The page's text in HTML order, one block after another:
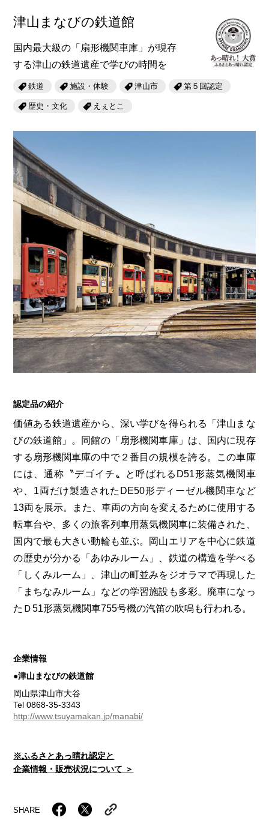
津山まなびの鉄道館
国内最大級の「扇形機関車庫」が現存
する津山の鉄道遺産で学びの時間を
鉄道 施設・体験 津山市 第５回認定
歴史・文化 えぇとこ
認定品の紹介
価値ある鉄道遺産から、深い学びを得られる「津山まな
びの鉄道館」。同館の「扇形機関車庫」は、国内に現存
する扇形機関車庫の中で２番目の規模を誇る。この車庫
には、通称〝デゴイチ〟と呼ばれるD51形蒸気機関車
や、1両だけ製造されたDE50形ディーゼル機関車など
13両を展示。また、車両の方向を変えるために使用する
転車台や、多くの旅客列車用蒸気機関車に装備された、
国内で最も大きい動輪も並ぶ。岡山エリアを中心に鉄道
の歴史が分かる「あゆみルーム」、鉄道の構造を学べる
「しくみルーム」、津山の町並みをジオラマで再現した
「まちなみルーム」などの学習施設も多彩。廃車になっ
たＤ51形蒸気機関車755号機の汽笛の吹鳴も行われる。
企業情報
●津山まなびの鉄道館
岡山県津山市大谷
Tel 0868-35-3343
http://www.tsuyamakan.jp/manabi/
※ふるさとあっ晴れ認定と
企業情報・販売状況について ＞
SHARE